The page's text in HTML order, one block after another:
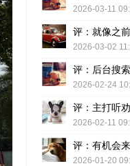
2026-03-11
评：就像之
2026-03-02
评：后台搜
2026-02-24
评：主打听
2026-02-11
评：有机会
2026-01-20